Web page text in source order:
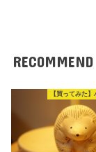
RECOMMEND
【買ってみた